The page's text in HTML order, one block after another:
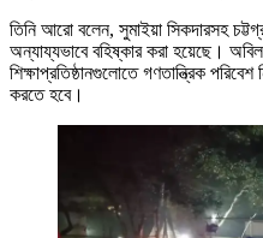
তিনি আরো বলেন, সুমাইয়া সিকদারসহ
অন্যায্যভাবে বহিষ্কার করা হয়েছে।
শিক্ষাপ্রতিষ্ঠানগুলোতে গণতান্ত্রিক পরিবেশ
করতে হবে।